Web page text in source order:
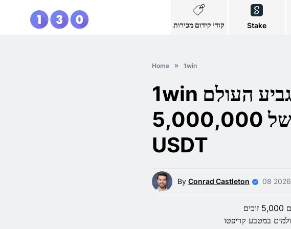
קודי קידום מכירות Stake
Home 1win
1win משיקה את טורניר גביע העולם
בכדורגל עם פרסים של 5,000,000
USDT
By Conrad Castleton